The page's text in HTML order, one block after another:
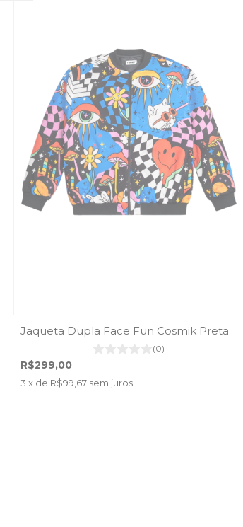
Jaqueta Dupla Face Fun Cosmik Preta
(0)
R$299,00
3 x de R$99,67 sem juros